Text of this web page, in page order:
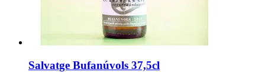
Salvatge Bufanúvols 37,5cl